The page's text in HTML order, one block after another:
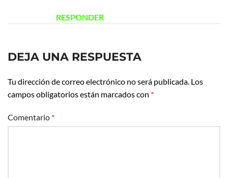
RESPONDER
DEJA UNA RESPUESTA
Tu dirección de correo electrónico no será publicada. Los
campos obligatorios están marcados con *
Comentario *